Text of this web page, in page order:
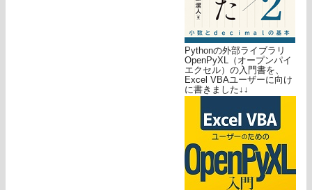
Pythonの外部ライブラリ
OpenPyXL（オープンパイ
エクセル）の入門書を、
Excel VBAユーザーに向け
に書きました↓↓